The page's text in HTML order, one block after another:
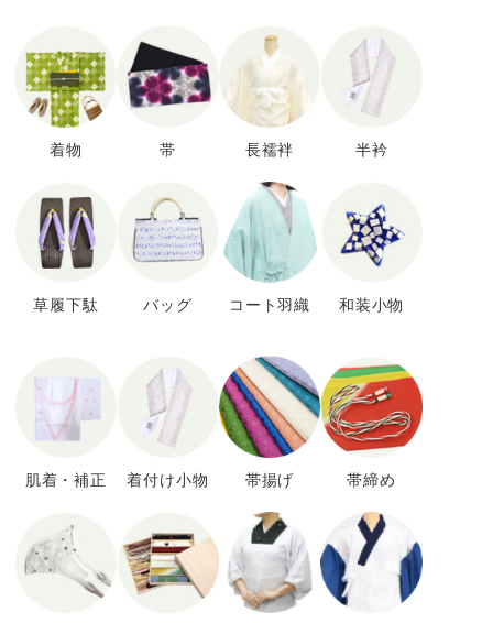
着物 帯 長襦袢 半衿
草履下駄 バッグ コート羽織 和装小物
肌着・補正 着付け小物 帯揚げ 帯締め